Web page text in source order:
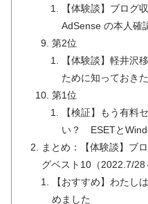
【体験談】ブロ
AdSense の本人確
第2位
【体験談】軽井沢
ために知っておき
第1位
【検証】もう有料
い？ ESETと
まとめ：【体験談】ブ
グベスト10（2022.7/28
【おすすめ】わたし
めました